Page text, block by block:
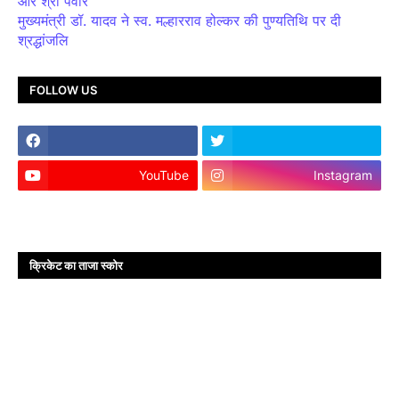
मुख्यमंत्री डॉ. यादव ने स्व. मल्हारराव होल्कर की पुण्यतिथि पर दी
श्रद्धांजलि
FOLLOW US
YouTube Instagram
क्रिकेट का ताजा स्कोर